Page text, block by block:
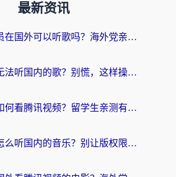
最新资讯
酷狗会员在国外可以听歌吗？海外党亲测有效：3步解决音乐权限难题
在国外无法听国内的歌？别慌，这样操作就能畅听QQ音乐（附亲测加速器推荐）
在国外如何看腾讯视频？留学生亲测有效的回国加速方案
在国外怎么听国内的音乐？别让版权限制断了你的华语歌单